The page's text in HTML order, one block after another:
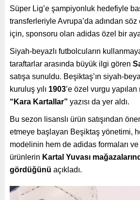
Süper Lig’e şampiyonluk hedefiyle
transferleriyle Avrupa’da adından
için, sponsoru olan adidas özel bir
Siyah-beyazlı futbolcuların
taraftarlar arasında büyük ilgi gören
satışa sunuldu. Beşiktaş’ın siyah-
kuruluş yılı 1903’e özel vurgu
“Kara Kartallar” yazısı da yer aldı.
Bu sezon lisanslı ürün satışından
etmeye başlayan Beşiktaş yönetimi,
modelinin hem de adidas formaları ve
ürünlerin Kartal Yuvası
gördüğünü açıkladı.